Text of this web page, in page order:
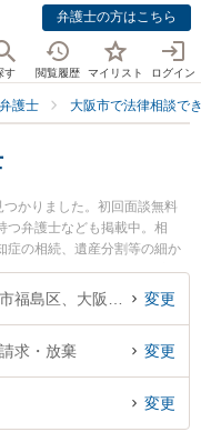
弁護士の方はこちら
す 閲覧履歴 マイリスト ログイン
護士 大阪市で法律相談で
かりました。初回面談無料
つ弁護士なども掲載中。相
症の相続、遺産分割等の細か
口崇法律事務所の小川 貴之弁
弁護士、法律事務所トレック
な近くの弁護士を検索した
阪市内の弁護士に相談予約し
変更
求・放棄 変更
変更